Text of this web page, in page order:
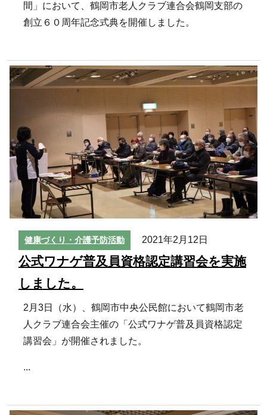
間」において、鶴岡市老人クラブ連合会鶴岡支部の
創立６０周年記念式典を開催しました。
健康づくり・介護予防活動 2021年2月12日
公式ワナゲ普及員資格認定講習会を実施
しました。
2月3日（水）、鶴岡市中央公民館において鶴岡市老
人クラブ連合会主催の「公式ワナゲ普及員資格認定
講習会」が開催されました。